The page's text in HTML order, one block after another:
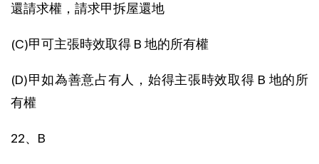
還請求權，請求甲拆屋還地
(C)甲可主張時效取得 B 地的所有權
(D)甲如為善意占有人，始得主張時效取得 B 地的所
有權
22、B